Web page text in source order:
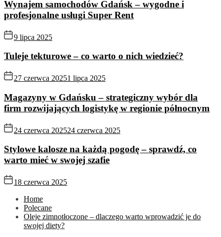
Wynajem samochodów Gdańsk – wygodne i
profesjonalne usługi Super Rent
9 lipca 2025
Tuleje tekturowe – co warto o nich wiedzieć?
27 czerwca 20251 lipca 2025
Magazyny w Gdańsku – strategiczny wybór dla
firm rozwijających logistykę w regionie północnym
24 czerwca 202524 czerwca 2025
Stylowe kalosze na każdą pogodę – sprawdź, co
warto mieć w swojej szafie
18 czerwca 2025
Home
Polecane
Oleje zimnotłoczone – dlaczego warto wprowadzić je do
swojej diety?